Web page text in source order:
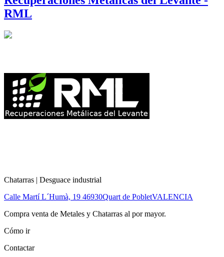
RML
Chatarras | Desguace industrial
Calle Martí L´Humà, 19 46930Quart de PobletVALENCIA
Compra venta de Metales y Chatarras al por mayor.
Cómo ir
Contactar